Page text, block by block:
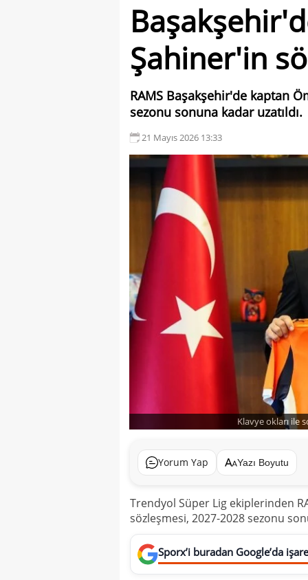
Şahiner'in
RAMS Başakşehir'de kaptan
sezonu sonuna kadar uzatıldı.
21 Mayıs 2026 13:33
Klavye okları ile
Yorum Yap Yazı Boyutu
Trendyol Süper Lig ekiplerinden
sözleşmesi, 2027-2028 sezonu
Sporx’i buradan Google’da